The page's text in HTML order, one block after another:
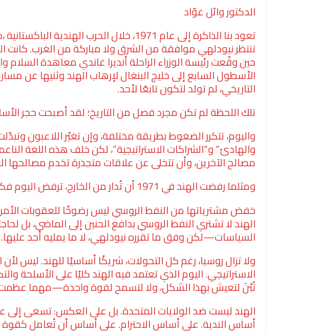
الدكتور وائل عوّاد
تعود بنا الذاكرة إلى عام 1971، خلال
تنتظر نيودلهي موافقة من الشرق ولا مباركة من الغرب. كانت
حين وقّعت رئيسة الوزراء الراحلة أنديرا غاندي معاهدة
الأسطول السابع إلى خليج البنغال لإرهاب الهند وثنيها عن
التاريخي، لم تولد لتكون تابعًا لأحد.
تلك اللحظة لم تكن مجرد فصل من التاريخ؛ لقد أصبحت حجر
واليوم، تتكرر الضغوط بطريقة مختلفة، وإن تغيّر اللاعبون
والهادئ” و“الشراكات الاستراتيجية”، لكن خلف هذه اللغة
مصالح الآخرين، وأن تتخلى عن علاقات متجذرة تخدم مصالحها
ومثلما رفضت الهند في 1971 أن تُدار من الخارج، ترفض اليوم فكرة أن تأتي قراراتها من وراء المحيط.
خفض مشترياتها من النفط الروسي ليس رضوخًا للعقوبات
الهند لا تشتري النفط الروسي بدافع الحنين إلى الماضي، بل
السياسات—لكن وفق ما تقرره نيودلهي، لا ما يمليه أحد عليها.
ولا تزال روسيا، رغم كل التحولات، شريكًا أساسيًا للهند. ليس
الاستراتيجي. اليوم الذي تعتمد فيه الهند كليًا على الأسلحة
تُبْنَ لتعيش بهذا الشكل، ولا لتسمح لقوة واحدة—مهما
الهند ليست ضد الولايات المتحدة. بل على العكس: تسعى إلى
أساس الندية. على أساس الاحترام. على أساس أن تُعامل كقوة